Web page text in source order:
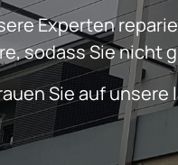
Experten
sodass Sie nicht
Sie auf unsere